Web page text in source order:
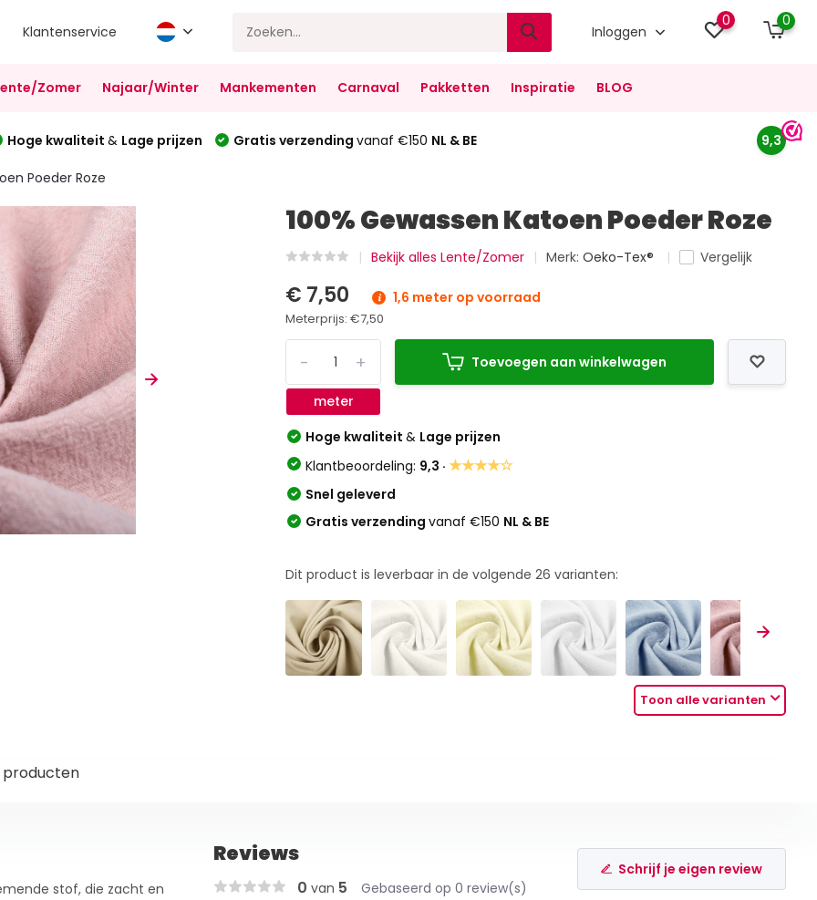
Klantenservice Inloggen
0 0
Zomer Najaar/Winter Mankementen Carnaval Pakketten Inspiratie BLOG
Hoge kwaliteit & Lage prijzen Gratis verzending vanaf €150 NL & BE 9,3
Poeder Roze
100% Gewassen Katoen Poeder Roze
Bekijk alles Lente/Zomer Merk:Oeko-Tex® Vergelijk
€ 7,50 1,6 meter op voorraad
Meterprijs:€7,50
+
-
meter
Toevoegen aan winkelwagen
Hoge kwaliteit& Lage prijzen
Klantbeoordeling: 9,3 ·★★★★☆
Snel geleverd
Gratis verzendingvanaf €150 NL & BE
Dit product is leverbaar in de volgende26 varianten:
Toon alle varianten
stof, die zacht en
Reviews
0 van 5 Gebaseerd op 0 review(s)
Schrijf je eigen review